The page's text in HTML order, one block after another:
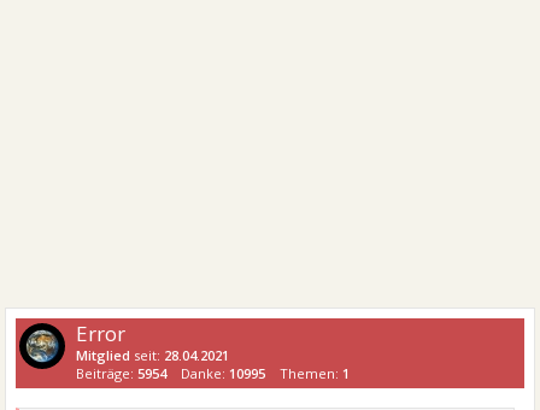
Error
Mitglied seit: 28.04.2021
Beiträge: 5954 Danke: 10995 Themen: 1